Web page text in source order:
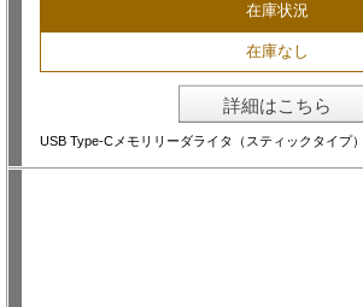
在庫状況
在庫なし
詳細はこちら
USB Type-Cメモリリーダライタ（スティックタイプ）